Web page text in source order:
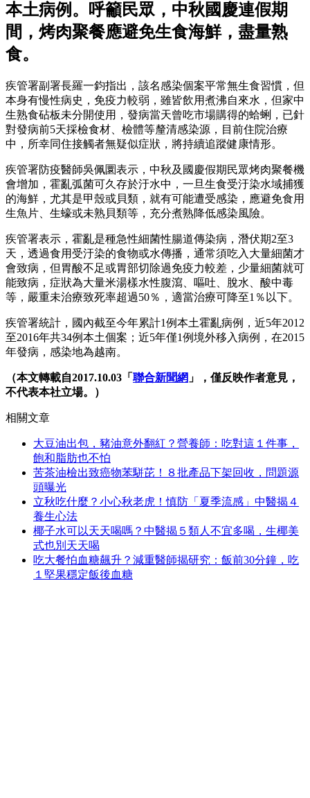
本土病例。呼籲民眾，中秋國慶連假期
間，烤肉聚餐應避免生食海鮮，盡量熟
食。
疾管署副署長羅一鈞指出，該名感染個案平常無生食習慣，但
本身有慢性病史，免疫力較弱，雖皆飲用煮沸自來水，但家中
生熟食砧板未分開使用，發病當天曾吃市場購得的蛤蜊，已針
對發病前5天採檢食材、檢體等釐清感染源，目前住院治療
中，所幸同住接觸者無疑似症狀，將持續追蹤健康情形。
疾管署防疫醫師吳佩圜表示，中秋及國慶假期民眾烤肉聚餐機
會增加，霍亂弧菌可久存於汙水中，一旦生食受汙染水域捕獲
的海鮮，尤其是甲殼或貝類，就有可能遭受感染，應避免食用
生魚片、生蠔或未熟貝類等，充分煮熟降低感染風險。
疾管署表示，霍亂是種急性細菌性腸道傳染病，潛伏期2至3
天，透過食用受汙染的食物或水傳播，通常須吃入大量細菌才
會致病，但胃酸不足或胃部切除過免疫力較差，少量細菌就可
能致病，症狀為大量米湯樣水性腹瀉、嘔吐、脫水、酸中毒
等，嚴重未治療致死率超過50％，適當治療可降至1％以下。
疾管署統計，國內截至今年累計1例本土霍亂病例，近5年2012
至2016年共34例本土個案；近5年僅1例境外移入病例，在2015
年發病，感染地為越南。
（本文轉載自2017.10.03「 聯合新聞網 」，僅反映作者意見，
不代表本社立場。）
相關文章
大豆油出包，豬油意外翻紅？營養師：吃對這１件事，
飽和脂肪也不怕
苦茶油檢出致癌物苯駢芘！８批產品下架回收，問題源
頭曝光
立秋吃什麼？小心秋老虎！慎防「夏季流感」中醫揭４
養生心法
椰子水可以天天喝嗎？中醫揭５類人不宜多喝，生椰美
式也別天天喝
吃大餐怕血糖飆升？減重醫師揭研究：飯前30分鐘，吃
１堅果穩定飯後血糖